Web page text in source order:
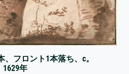
、フロント1本落ち、c。
1629年